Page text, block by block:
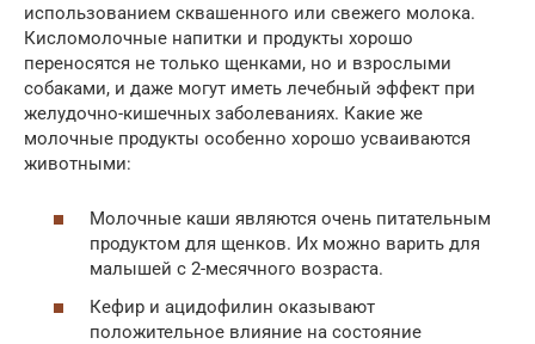
использованием сквашенного или свежего молока.
Кисломолочные напитки и продукты хорошо
переносятся не только щенками, но и взрослыми
собаками, и даже могут иметь лечебный эффект при
желудочно-кишечных заболеваниях. Какие же
молочные продукты особенно хорошо усваиваются
животными:
Молочные каши являются очень питательным
продуктом для щенков. Их можно варить для
малышей с 2-месячного возраста.
Кефир и ацидофилин оказывают
положительное влияние на состояние